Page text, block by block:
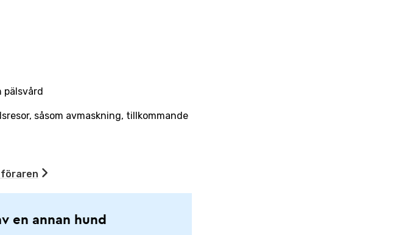
såsom avmaskning, tillkommande
föraren
en annan hund